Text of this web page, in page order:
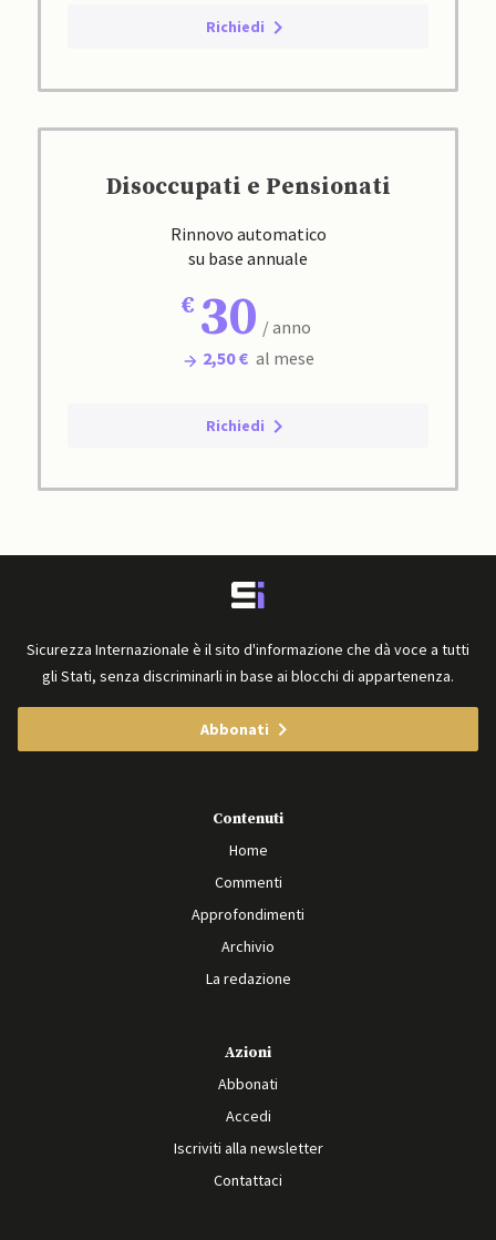
Richiedi
Disoccupati e Pensionati
Rinnovo automatico
su base annuale
30 / anno
2,50 € al mese
Richiedi
Sicurezza Internazionale è il sito d'informazione che dà voce a tutti
gli Stati, senza discriminarli in base ai blocchi di appartenenza.
Abbonati
Contenuti
Home
Commenti
Approfondimenti
Archivio
La redazione
Azioni
Abbonati
Accedi
Iscriviti alla newsletter
Contattaci